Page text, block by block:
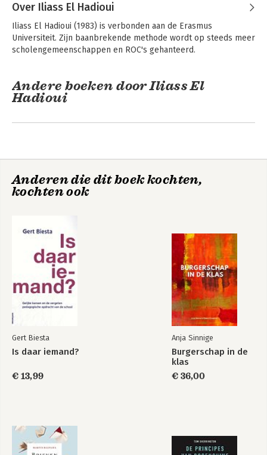
Over Iliass El Hadioui
Iliass El Hadioui (1983) is verbonden aan de Erasmus
Universiteit. Zijn baanbrekende methode wordt op steeds meer
scholengemeenschappen en ROC's gehanteerd.
Andere boeken door Iliass El
Hadioui
Grip op de mini-
samenleving
Switchen en
klimmen
Hoe de straat de
school
Anderen die dit boek kochten,
kochten ook
Gert Biesta
Is daar iemand?
€ 13,99
Anja Sinnige
Burgerschap in de
klas
€ 36,00